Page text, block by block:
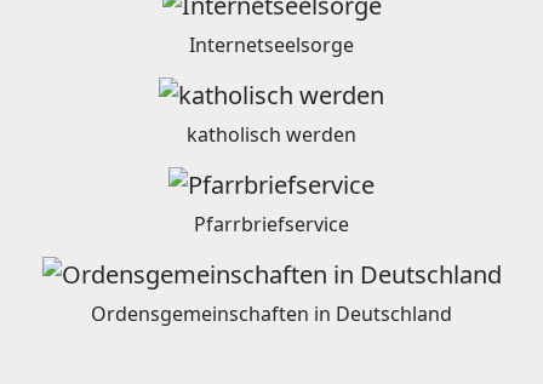
Internetseelsorge
katholisch werden
Pfarrbriefservice
Ordensgemeinschaften in Deutschland